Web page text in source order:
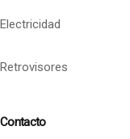
Electricidad
Retrovisores
Contacto